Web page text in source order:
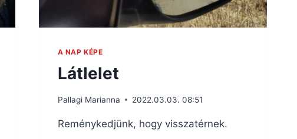
A NAP KÉPE
Látlelet
Pallagi Marianna 2022.03.03. 08:51
Reménykedjünk, hogy visszatérnek.